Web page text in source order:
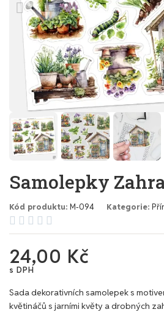
Samolepky
Kód produktu M-094 Kategorie
    
24,00 Kč
s DPH
Sada dekorativních samolepek s
květináčů s jarními květy a drobných